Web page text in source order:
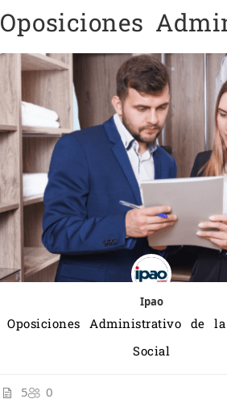
Oposiciones
Ipao
Oposiciones Administrativo de
Social
5 0